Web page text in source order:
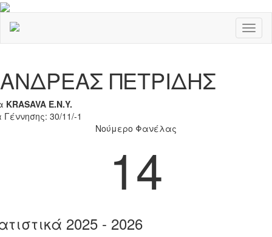
ΑΝΔΡΕΑΣ ΠΕΤΡΙΔΗΣ
KRASAVA Ε.Ν.Y.
30/11/-1
Νούμερο Φανέλας
14
2025 - 2026